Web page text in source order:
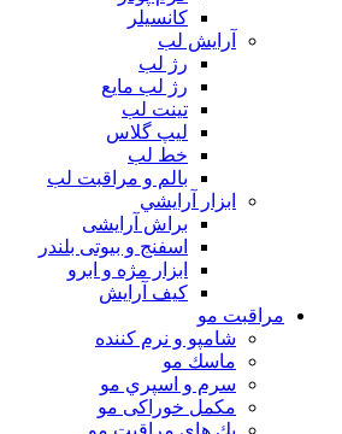
كانسيلر
آرايش لب
رژ لب
رژ لب مایع
تینت لب
لیپ گلاس
خط لب
بالم و مراقبت لب
ابزار آرايشي
براش آرایشی
اسفنج و بیوتی بلندر
ابزار مژه و ابرو
کیف آرایش
مراقبت مو
شامپو و نرم كننده
ماسك مو
سرم و اسپري مو
مكمل خوراكی مو
پك هاي مراقبت مو